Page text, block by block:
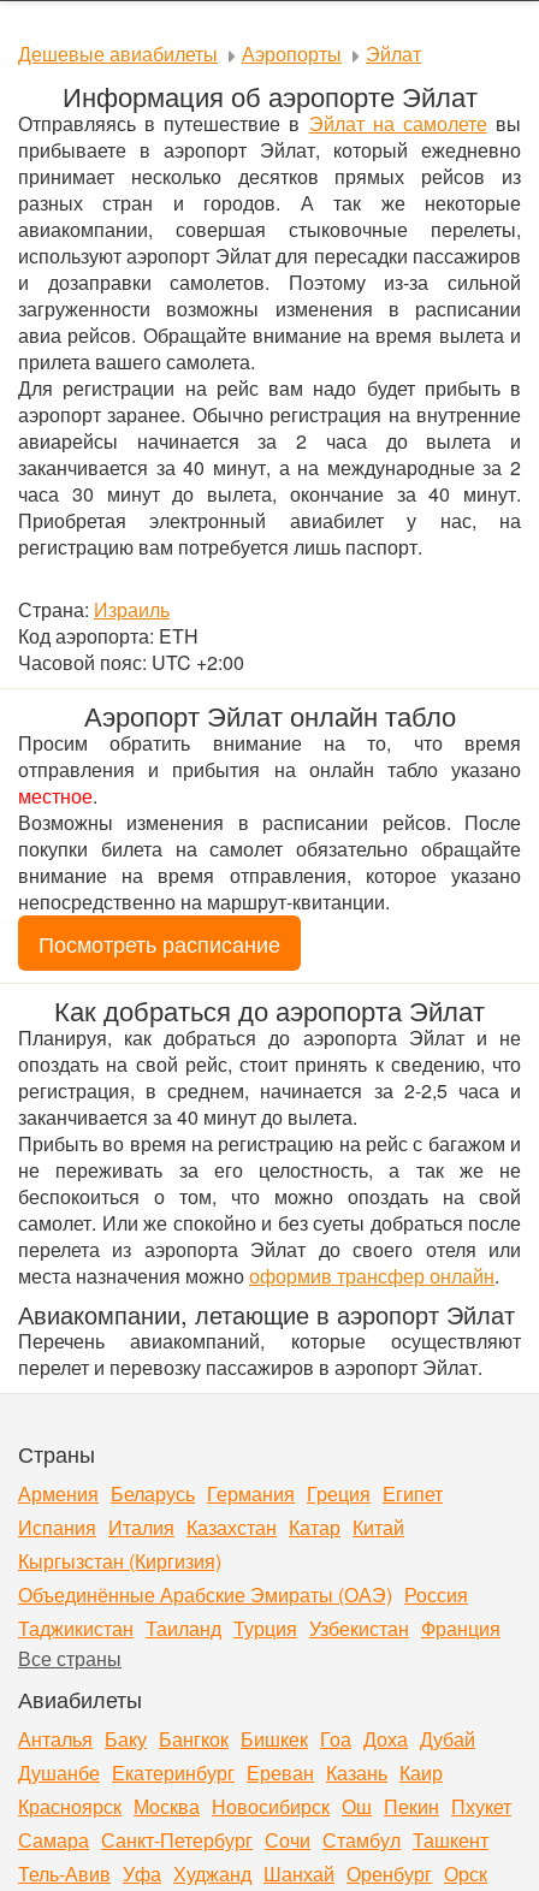
Дешевые авиабилеты Аэропорты Эйлат
Информация об аэропорте Эйлат
Отправляясь в путешествие в Эйлат на самолетевы
прибываете в аэропорт Эйлат, который ежедневно
принимает несколько десятков прямых рейсов из
разных стран и городов. А так же некоторые
авиакомпании, совершая стыковочные перелеты,
используют аэропорт Эйлат для пересадки пассажиров
и дозаправки самолетов. Поэтому из-за сильной
загруженности возможны изменения в расписании
авиа рейсов. Обращайте внимание на время вылета и
прилета вашего самолета.
Для регистрации на рейс вам надо будет прибыть в
аэропорт заранее. Обычно регистрация на внутренние
авиарейсы начинается за 2 часа до вылета и
заканчивается за 40 минут, а на международные за 2
часа 30 минут до вылета, окончание за 40 минут.
Приобретая электронный авиабилет у нас, на
регистрацию вам потребуется лишь паспорт.
Страна: Израиль
Код аэропорта: ETH
Часовой пояс: UTC +2:00
Аэропорт Эйлат онлайн табло
Просим обратить внимание на то, что время
отправления и прибытия на онлайн табло указано
местное.
Возможны изменения в расписании рейсов. После
покупки билета на самолет обязательно обращайте
внимание на время отправления, которое указано
непосредственно на маршрут-квитанции.
Посмотреть расписание
Как добраться до аэропорта Эйлат
Планируя, как добраться до аэропорта Эйлат и не
опоздать на свой рейс, стоит принять к сведению, что
регистрация, в среднем, начинается за 2-2,5 часа и
заканчивается за 40 минут до вылета.
Прибыть во время на регистрацию на рейс с багажом и
не переживать за его целостность, а так же не
беспокоиться о том, что можно опоздать на свой
самолет. Или же спокойно и без суеты добраться после
перелета из аэропорта Эйлат до своего отеля или
места назначения можнооформив трансфер онлайн.
Авиакомпании, летающие в аэропорт Эйлат
Перечень авиакомпаний, которые осуществляют
перелет и перевозку пассажиров в аэропорт Эйлат.
Страны
Армения Беларусь Германия Греция Египет
Испания Италия Казахстан Катар Китай
Кыргызстан (Киргизия)
Объединённые Арабские Эмираты (ОАЭ) Россия
Таджикистан Таиланд Турция Узбекистан Франция
Все страны
Авиабилеты
Анталья Баку Бангкок Бишкек Гоа Доха Дубай
Душанбе Екатеринбург Ереван Казань Каир
Красноярск Москва Новосибирск Ош Пекин Пхукет
Самара Санкт-Петербург Сочи Стамбул Ташкент
Тель-Авив Уфа Худжанд Шанхай Оренбург Орск